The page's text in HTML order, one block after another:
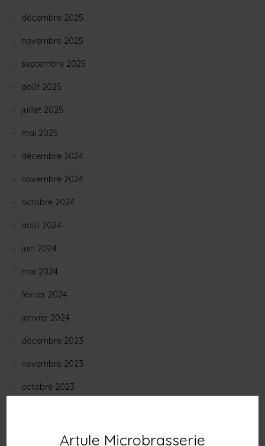
Artule Microbrasserie
décembre 2025
novembre 2025
septembre 2025
août 2025
juillet 2025
mai 2025
décembre 2024
novembre 2024
octobre 2024
août 2024
juin 2024
mai 2024
février 2024
janvier 2024
décembre 2023
novembre 2023
octobre 2023